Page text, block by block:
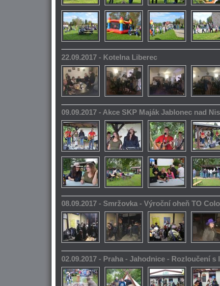
22.09.2017 - Kotelna Liberec
09.09.2017 - Akce SKP Maják Jablonec nad
08.09.2017 - Smržovka - Výroční oheň TO
02.09.2017 - Praha - Jahodnice - Rozloučení s